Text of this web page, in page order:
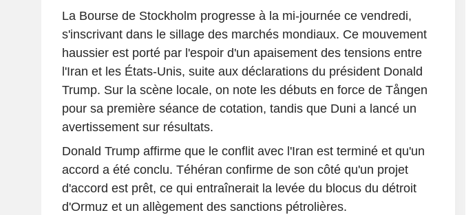
La Bourse de Stockholm progresse à la mi-journée ce vendredi,
s'inscrivant dans le sillage des marchés mondiaux. Ce mouvement
haussier est porté par l'espoir d'un apaisement des tensions entre
l'Iran et les États-Unis, suite aux déclarations du président Donald
Trump. Sur la scène locale, on note les débuts en force de Tången
pour sa première séance de cotation, tandis que Duni a lancé un
avertissement sur résultats.
Donald Trump affirme que le conflit avec l'Iran est terminé et qu'un
accord a été conclu. Téhéran confirme de son côté qu'un projet
d'accord est prêt, ce qui entraînerait la levée du blocus du détroit
d'Ormuz et un allègement des sanctions pétrolières.